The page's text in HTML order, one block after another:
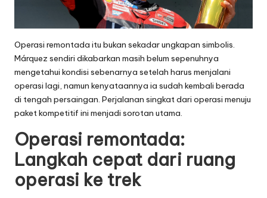
Operasi remontada itu bukan sekadar ungkapan simbolis.
Márquez sendiri dikabarkan masih belum sepenuhnya
mengetahui kondisi sebenarnya setelah harus menjalani
operasi lagi, namun kenyataannya ia sudah kembali berada
di tengah persaingan. Perjalanan singkat dari operasi menuju
paket kompetitif ini menjadi sorotan utama.
Operasi remontada:
Langkah cepat dari ruang
operasi ke trek